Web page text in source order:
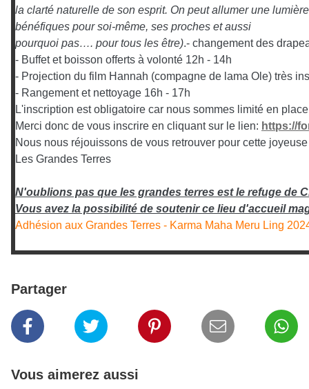
la clarté naturelle de son esprit. On peut allumer une
bénéfiques pour soi-même, ses proches et aussi
pourquoi pas…. pour tous les être).- changement des
- Buffet et boisson offerts à volonté 12h - 14h
- Projection du film Hannah (compagne de lama Ole) très
- Rangement et nettoyage 16h - 17h
L'inscription est obligatoire car nous sommes limité en
Merci donc de vous inscrire en cliquant sur le lien: https://
Nous nous réjouissons de vous retrouver pour cette
Les Grandes Terres
N'oublions pas que les grandes terres est le refuge de
Vous avez la possibilité de soutenir ce lieu d'accueil
Adhésion aux Grandes Terres - Karma Maha Meru Ling
Partager
Vous aimerez aussi